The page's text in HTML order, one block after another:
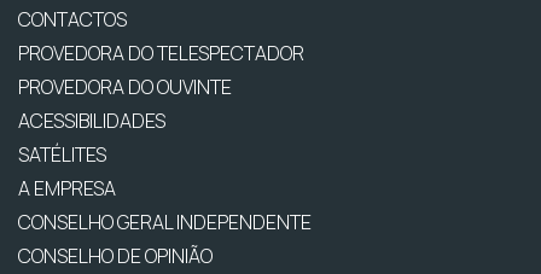
CONTACTOS
PROVEDORA DO TELESPECTADOR
PROVEDORA DO OUVINTE
ACESSIBILIDADES
SATÉLITES
A EMPRESA
CONSELHO GERAL INDEPENDENTE
CONSELHO DE OPINIÃO